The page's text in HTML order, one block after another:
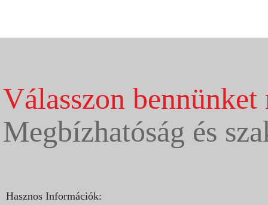
Válasszon bennünket
Megbízhatóság és
Hasznos Információk: